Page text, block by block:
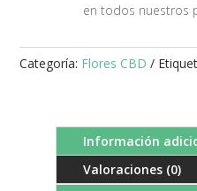
en todos nuestros
Categoría: Flores CBD
Información
Valoraciones (0)